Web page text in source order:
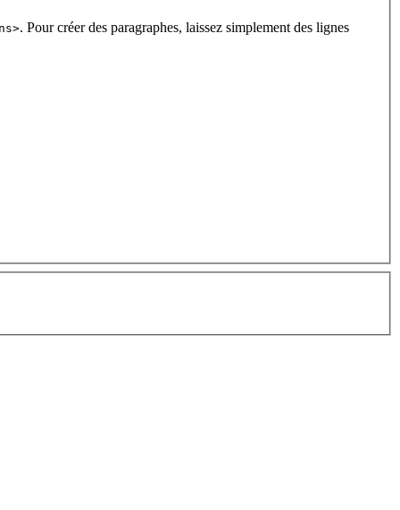
. Pour créer des paragraphes, laissez simplement des lignes